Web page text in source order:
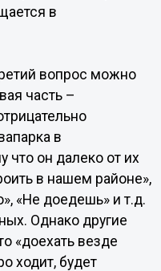
в
вопрос можно
часть –
в
что он далеко от их
в нашем районе»,
«Не доедешь» и т.д.
Однако другие
«доехать везде
ходит, будет